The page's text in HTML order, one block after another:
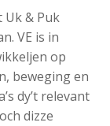
Uk & Puk
VE is in
op
beweging en
dy’t relevant
dizze